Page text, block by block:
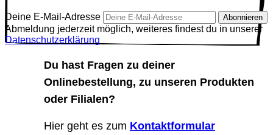
Deine E-Mail-Adresse Abonnieren
Abmeldung jederzeit möglich, weiteres findest du in unserer
Datenschutzerklärung
Du hast Fragen zu deiner
Onlinebestellung, zu unseren Produkten
oder Filialen?
Hier geht es zum Kontaktformular